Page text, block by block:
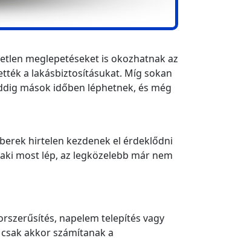
meglepetéseket is okozhatnak az
a lakásbiztosításukat. Míg sokan
mások időben léphetnek, és még
hirtelen kezdenek el érdeklődni
most lép, az legközelebb már nem
napelem telepítés vagy
akkor számítanak a